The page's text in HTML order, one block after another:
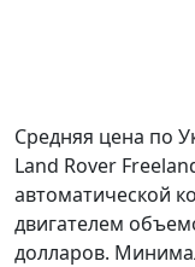
Средняя цена по
Land Rover
автоматической
двигателем
долларов.